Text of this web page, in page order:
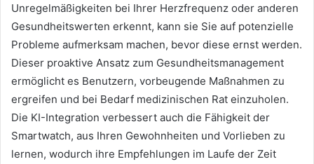
Unregelmäßigkeiten bei Ihrer Herzfrequenz oder anderen
Gesundheitswerten erkennt, kann sie Sie auf potenzielle
Probleme aufmerksam machen, bevor diese ernst werden.
Dieser proaktive Ansatz zum Gesundheitsmanagement
ermöglicht es Benutzern, vorbeugende Maßnahmen zu
ergreifen und bei Bedarf medizinischen Rat einzuholen.
Die KI-Integration verbessert auch die Fähigkeit der
Smartwatch, aus Ihren Gewohnheiten und Vorlieben zu
lernen, wodurch ihre Empfehlungen im Laufe der Zeit